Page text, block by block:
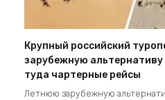
Крупный российский
зарубежную альтернативу
туда чартерные рейсы
Летнюю зарубежную